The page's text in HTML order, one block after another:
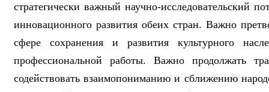
стратегически важный научно-исследовательский
инновационного развития обеих стран. Важно
сфере сохранения и развития культурного
профессиональной работы. Важно продолжать
содействовать взаимопониманию и сближению